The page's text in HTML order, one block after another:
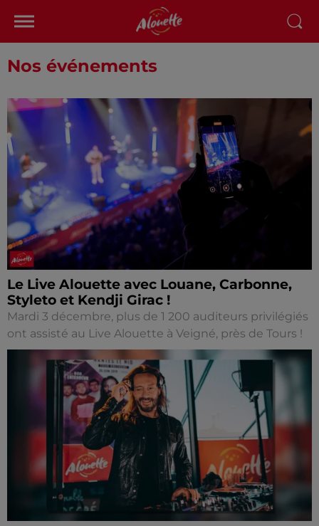
Nos événements
Le Live Alouette avec Louane, Carbonne,
Styleto et Kendji Girac !
Mardi 3 décembre, plus de 1 200 auditeurs privilégiés
ont assisté au Live Alouette à Veigné, près de Tours !